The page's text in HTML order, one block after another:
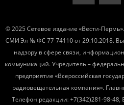
© 2025 Сетевое издание «Вести-
СМИ Эл № ФС 77-74110 от 29.10.2018.
надзору в сфере связи,
коммуникаций. Учредитель –
предприятие «Всероссийская
радиовещательная компания».
Телефон редакции: +7(342)281-98-48,